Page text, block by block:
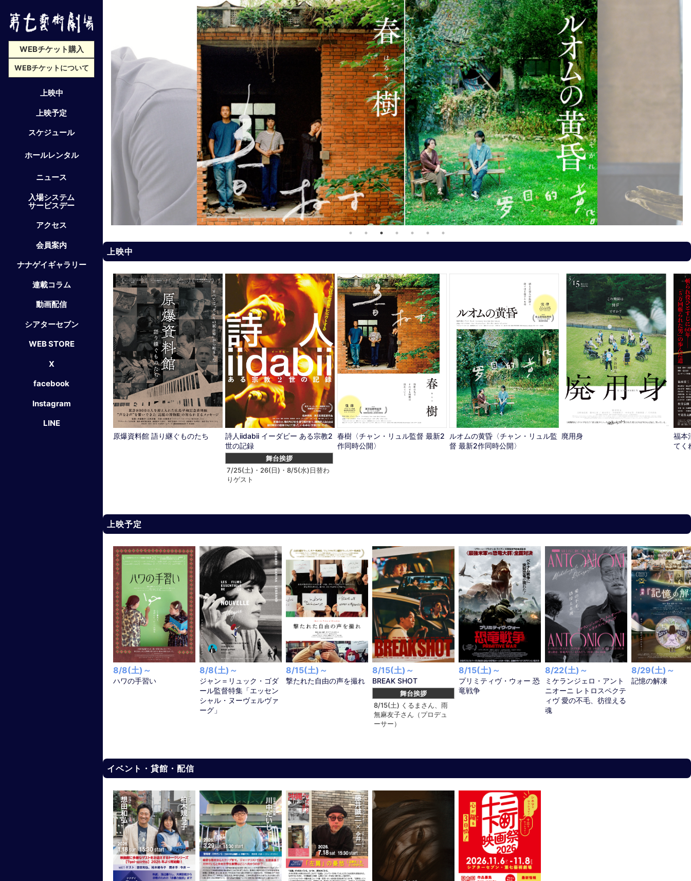
WEBチケット購入
WEBチケットについて
上映中
上映予定
スケジュール
ホールレンタル
ニュース
入場システム
サービスデー
アクセス
会員案内
ナナゲイギャラリー
連載コラム
動画配信
シアターセブン
WEB STORE
X
facebook
Instagram
LINE
上映中
原爆資料館 語り継ぐものたち
詩人iidabii イーダビー ある宗教2
世の記録
舞台挨拶
7/25(土)・26(日)・8/5(水)日替わ
りゲスト
春樹〈チャン・リュル監督 最新2
作同時公開〉
ルオムの黄昏〈チャン・リュル監
督 最新2作同時公開〉
廃用身
福本
てく
上映予定
8/8(土)～
ハワの手習い
8/8(土)～
ジャン＝リュック・ゴダ
ール監督特集「エッセン
シャル・ヌーヴェルヴァ
ーグ」
8/15(土)～
撃たれた自由の声を撮れ
8/15(土)～
BREAK SHOT
舞台挨拶
8/15(土) くるまさん、雨
無麻友子さん（プロデュ
ーサー）
8/15(土)～
プリミティヴ・ウォー 恐
竜戦争
8/22(土)～
ミケランジェロ・アント
ニオーニ レトロスペクテ
ィヴ 愛の不毛、彷徨える
魂
8/29(土)～
記憶の解凍
イベント・貸館・配信